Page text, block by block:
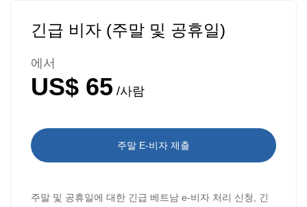
긴급 비자 (주말 및 공휴일)
에서
US$ 65 /사람
주말 E-비자 제출
주말 및 공휴일에 대한 긴급 베트남 e-비자 처리 신청, 긴